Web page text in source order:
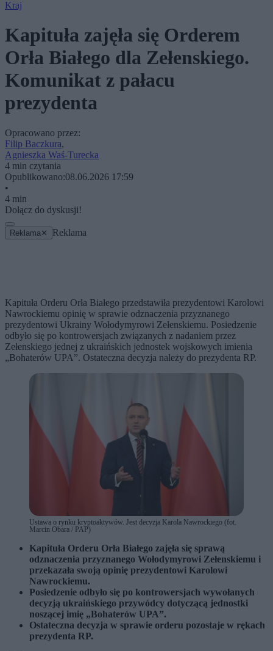
Kraj
Kapituła zajęła się Orderem
Orła Białego dla Zełenskiego.
Komunikat z pałacu
prezydenta
Opracowano przez:
Filip Baczkura,
Agnieszka Waś-Turecka
4 min czytania
Opublikowano:08.06.2026 17:59
•
4 min
Dołącz do dyskusji!
Reklama ✕ Reklama
Kapituła Orderu Orła Białego przedstawiła prezydentowi Karolowi
Nawrockiemu opinię w sprawie odznaczenia przyznanego
prezydentowi Ukrainy Wołodymyrowi Zełenskiemu. Posiedzenie
odbyło się po kontrowersjach związanych z nadaniem przez
Zełenskiego jednej z ukraińskich jednostek wojskowych imienia
„Bohaterów UPA”. Ostateczna decyzja należy do prezydenta RP.
Ustawa o rynku kryptoaktywów. Jest decyzja Karola Nawrockiego (fot.
Marcin Obara / PAP)
Kapituła Orderu Orła Białego zajęła się sprawą
odznaczenia przyznanego Wołodymyrowi Zełenskiemu i
przekazała swoją opinię prezydentowi Karolowi
Nawrockiemu.
Posiedzenie odbyło się po kontrowersjach wywołanych
decyzją ukraińskiego przywódcy dotyczącą jednostki
noszącej imię „Bohaterów UPA”.
Ostateczna decyzja w sprawie orderu pozostaje w rękach
prezydenta RP.